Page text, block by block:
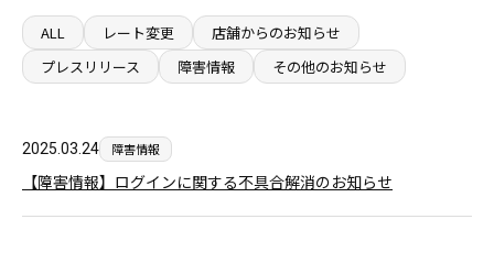
金券買取価格一覧
切手
株主優待券
JAL・ANA航空券（株主優待券）
金券購入TOP
切手
JAL・ANA航空券
株主優待券
ご利用ガイド
お客様の声
店舗情報
ALL レート変更
店舗からのお知らせ
プレスリリース
障害情報 その他のお知らせ
2025.03.24 障害情報
【障害情報】ログインに関する不具合解消のお知らせ